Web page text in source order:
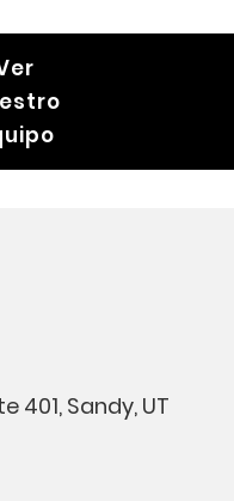
401, Sandy, UT